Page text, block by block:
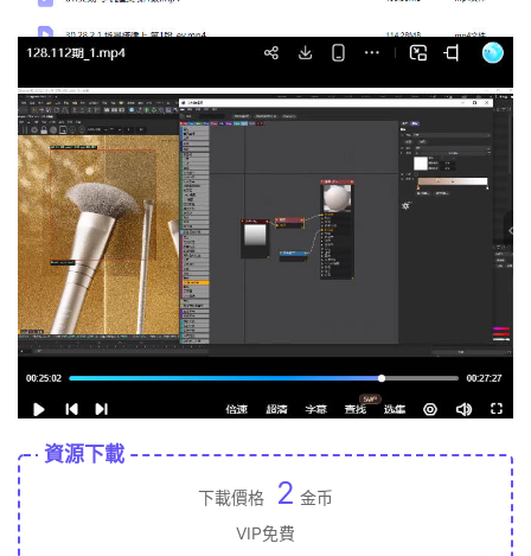
資源下載
下載價格 2 金币
VIP免費